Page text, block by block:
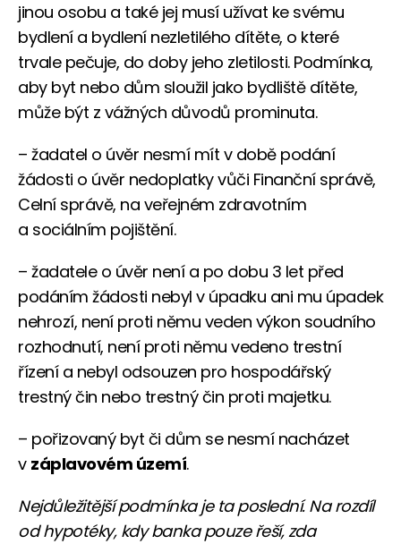
jinou osobu a také jej musí užívat ke svému
bydlení a bydlení nezletilého dítěte, o které
trvale pečuje, do doby jeho zletilosti. Podmínka,
aby byt nebo dům sloužil jako bydliště dítěte,
může být z vážných důvodů prominuta.
– žadatel o úvěr nesmí mít v době podání
žádosti o úvěr nedoplatky vůči Finanční správě,
Celní správě, na veřejném zdravotním
a sociálním pojištění.
– žadatele o úvěr není a po dobu 3 let před
podáním žádosti nebyl v úpadku ani mu úpadek
nehrozí, není proti němu veden výkon soudního
rozhodnutí, není proti němu vedeno trestní
řízení a nebyl odsouzen pro hospodářský
trestný čin nebo trestný čin proti majetku.
– pořizovaný byt či dům se nesmí nacházet
v záplavovém území.
Nejdůležitější podmínka je ta poslední. Na rozdíl
od hypotéky, kdy banka pouze řeší, zda